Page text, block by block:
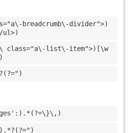
breadcrumb\-divider">)
ul>)
class="a\-list\-item">)[\w